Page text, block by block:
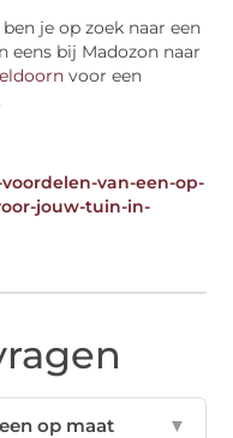
je op zoek naar een
eens bij Madozon naar
voor een
van-een-op-
jouw-tuin-in-
op maat
▼